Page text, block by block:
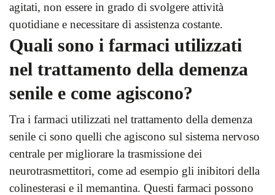
agitati, non essere in grado di svolgere attività
quotidiane e necessitare di assistenza costante.
Quali sono i farmaci utilizzati
nel trattamento della demenza
senile e come agiscono?
Tra i farmaci utilizzati nel trattamento della demenza
senile ci sono quelli che agiscono sul sistema nervoso
centrale per migliorare la trasmissione dei
neurotrasmettitori, come ad esempio gli inibitori della
colinesterasi e il memantina. Questi farmaci possono